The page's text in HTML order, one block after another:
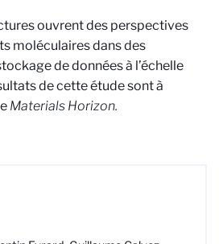
ouvrent des perspectives
moléculaires dans des
de données à l’échelle
de cette étude sont à
Materials Horizon.